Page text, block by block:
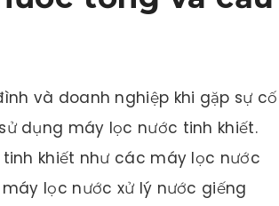
và doanh nghiệp khi gặp sự cố
dụng máy lọc nước tinh khiết.
khiết như các máy lọc nước
lọc nước xử lý nước giếng